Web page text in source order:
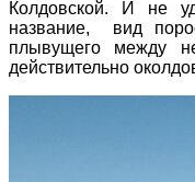
Колдовской. И не
название, вид
плывущего между
действительно